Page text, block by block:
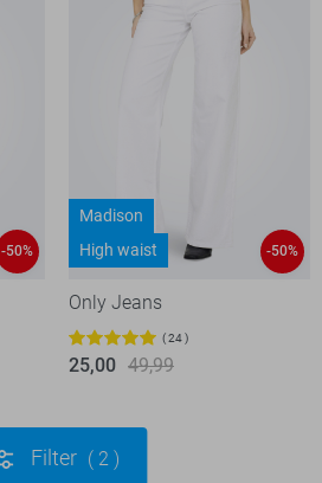
-50%
Madison
High waist
-50%
Only Jeans
24
25,00 49,99
Filter 2